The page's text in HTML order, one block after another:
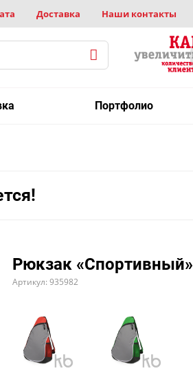
Доставка Наши контакты
Портфолио
Рюкзак «Спортивный»
Артикул: 935982